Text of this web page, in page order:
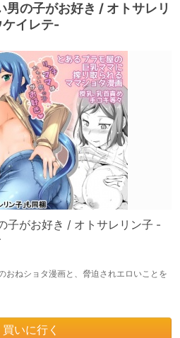
男の子がお好き / オトサレリ
イレテ-
子がお好き / オトサレリン子 -
ねショタ漫画と、脅迫されエロいことを
買いに行く